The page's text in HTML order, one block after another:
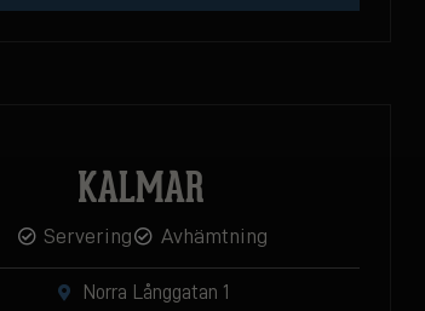
KALMAR
Servering Avhämtning
Norra Långgatan 1